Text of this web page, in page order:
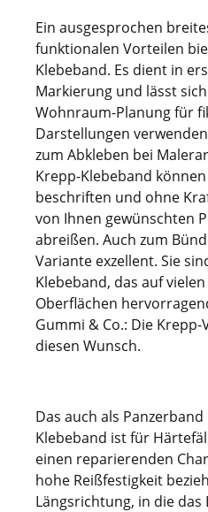
Ein ausgesprochen
funktionalen Vorteilen
Klebeband. Es dient in
Markierung und lässt
Wohnraum-Planung für
Darstellungen
zum Abkleben bei
Krepp-Klebeband
beschriften und ohne
von Ihnen gewünschten
abreißen. Auch zum
Variante exzellent. Sie
Klebeband, das auf
Oberflächen
Gummi & Co.: Die
diesen Wunsch.
Das auch als
Klebeband ist für
einen reparierenden
hohe Reißfestigkeit
Längsrichtung, in die